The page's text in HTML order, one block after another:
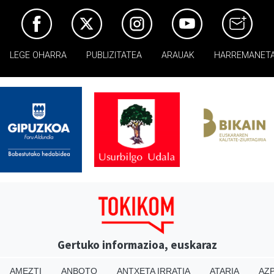
LEGE OHARRA PUBLIZITATEA ARAUAK
Gertuko informazioa, euskaraz
AMEZTI ANBOTO ANTXETA IRRATIA ATARIA